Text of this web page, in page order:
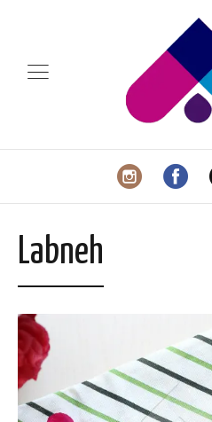
Labneh